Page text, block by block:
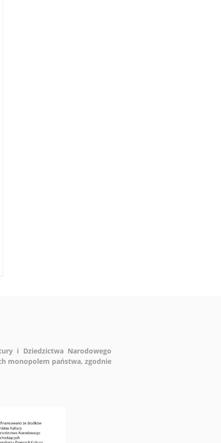
i Dziedzictwa Narodowego
monopolem państwa, zgodnie